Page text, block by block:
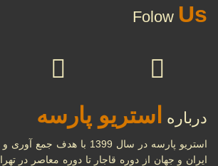
Folow Us
درباره استریو پارسه
استریو پارسه در سال 1399 با
ایران و جهان از دوره قاجار تا دوره معاصر در